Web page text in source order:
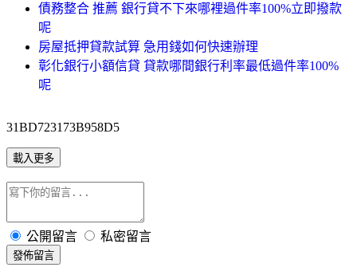
債務整合 推薦 銀行貸不下來哪裡過件率100%立即撥款
呢
房屋抵押貸款試算 急用錢如何快速辦理
彰化銀行小額信貸 貸款哪間銀行利率最低過件率100%
呢
31BD723173B958D5
載入更多
公開留言 私密留言
發佈留言